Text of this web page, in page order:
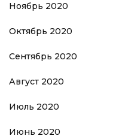
Ноябрь 2020
Октябрь 2020
Сентябрь 2020
Август 2020
Июль 2020
Июнь 2020